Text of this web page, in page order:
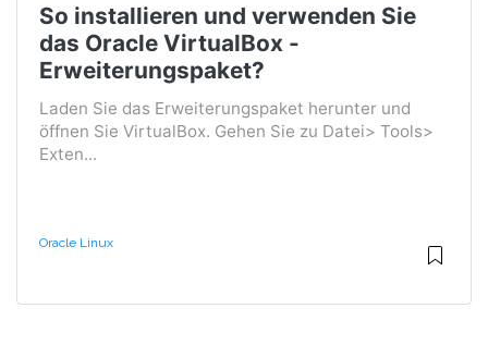
So installieren und verwenden Sie
das Oracle VirtualBox -
Erweiterungspaket?
Laden Sie das Erweiterungspaket herunter und
öffnen Sie VirtualBox. Gehen Sie zu Datei> Tools>
Exten...
Oracle Linux